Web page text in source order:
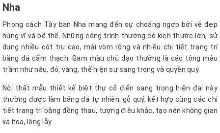
Nha
Phong cách Tây ban Nha mang đến sự choáng ngợp bởi vẻ đẹp
hùng vĩ và bề thế. Những công trình thường có kích thước lớn, sử
dụng nhiều cột trụ cao, mái vòm rộng và nhiều chi tiết trang trí
bằng đá cẩm thạch. Gam màu chủ đạo thường là các tông màu
trầm như nâu, đỏ, vàng, thể hiện sự sang trọng và quyền quý.
Nội thất mẫu thiết kế biệt thự cổ điển sang trọng hiện đại này
thường được làm bằng đá tự nhiên, gỗ quý, kết hợp cùng các chi
tiết trang trí bằng đồng thau, tượng điêu khắc, tạo nên không gian
xa hoa, lộng lẫy.